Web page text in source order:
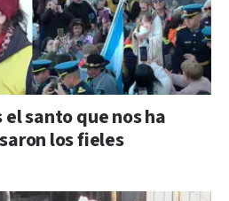
el santo que nos ha
los fieles